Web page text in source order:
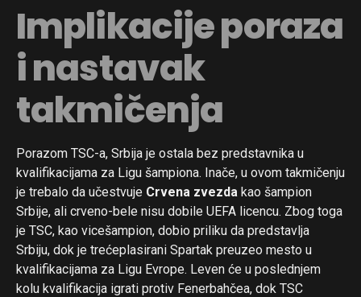
Implikacije poraza
i nastavak
takmičenja
Porazom TSC-a, Srbija je ostala bez predstavnika u
kvalifikacijama za Ligu šampiona. Inače, u ovom takmičenju
je trebalo da učestvuje Crvena zvezda kao šampion
Srbije, ali crveno-bele nisu dobile UEFA licencu. Zbog toga
je TSC, kao vicešampion, dobio priliku da predstavlja
Srbiju, dok je trećeplasirani Spartak preuzeo mesto u
kvalifikacijama za Ligu Evrope. Leven će u poslednjem
kolu kvalifikacija igrati protiv Fenerbahčea, dok TSC